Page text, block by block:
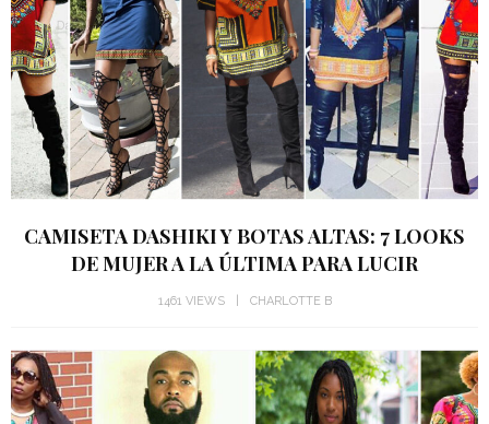
CAMISETA DASHIKI Y BOTAS ALTAS: 7 LOOKS
DE MUJER A LA ÚLTIMA PARA LUCIR
1461 VIEWS CHARLOTTE B